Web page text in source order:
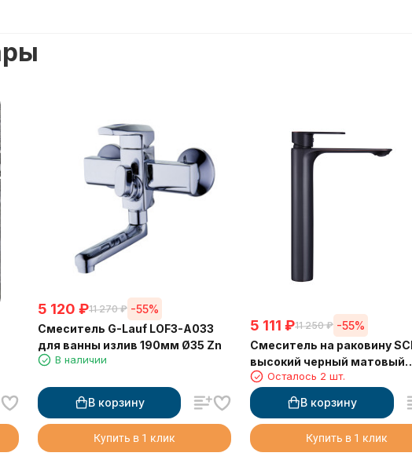
5 120 ₽11 270 ₽ -55%
Смеситель G-Lauf LOF3-A033
для ванны излив 190мм Ø35 Zn
В наличии
В корзину
Купить в 1 клик
5 111 ₽11 250 ₽ -55%
Смеситель на раковину
высокий черный матовый
(8623-2BP)
Осталось 2 шт.
В корзину
Купить в 1 клик